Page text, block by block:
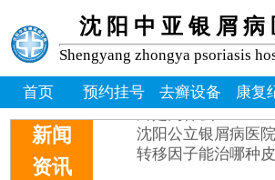
沈阳中亚银屑病
Shengyang zhongya psoriasis
首页 预约挂号 去癣设备 康复
新闻
资讯
牛皮癣掉皮屑掉得多
牛皮皮癣偏方-花椒
沈阳银屑病炎症能
皮癣图片初期症状
癣是为什么
沈阳公立银屑病医
转移因子能治哪种